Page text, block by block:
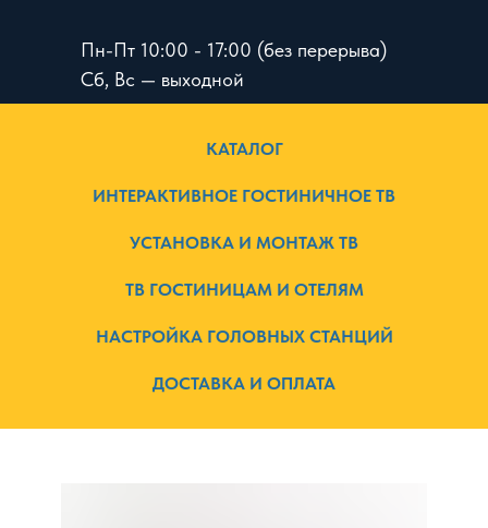
Пн-Пт 10:00 - 17:00 (без перерыва)
Сб, Вс — выходной
КАТАЛОГ
ИНТЕРАКТИВНОЕ ГОСТИНИЧНОЕ ТВ
УСТАНОВКА И МОНТАЖ ТВ
ТВ ГОСТИНИЦАМ И ОТЕЛЯМ
НАСТРОЙКА ГОЛОВНЫХ СТАНЦИЙ
ДОСТАВКА И ОПЛАТА